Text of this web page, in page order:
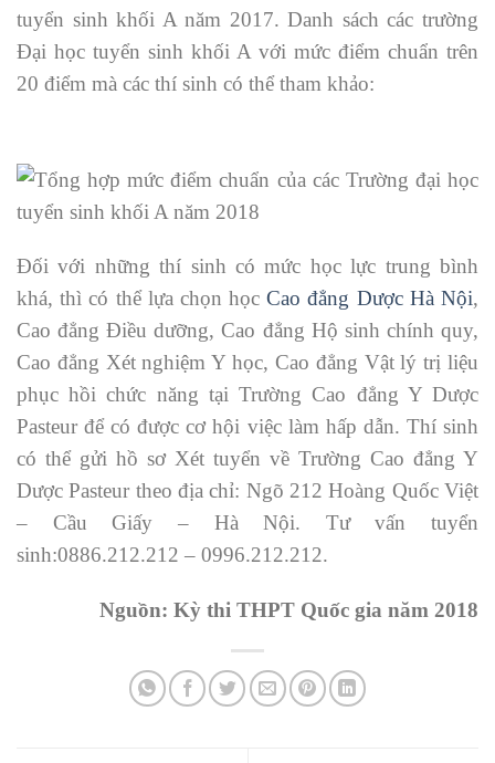
tuyển sinh khối A năm 2017. Danh sách các trường
Đại học tuyển sinh khối A với mức điểm chuẩn trên
20 điểm mà các thí sinh có thể tham khảo:
Đối với những thí sinh có mức học lực trung bình
khá, thì có thể lựa chọn họcCao đẳng Dược Hà Nội,
Cao đẳng Điều dưỡng, Cao đẳng Hộ sinh chính quy,
Cao đẳng Xét nghiệm Y học, Cao đẳng Vật lý trị liệu
phục hồi chức năng tại Trường Cao đẳng Y Dược
Pasteur để có được cơ hội việc làm hấp dẫn. Thí sinh
có thể gửi hồ sơ Xét tuyển về Trường Cao đẳng Y
Dược Pasteur theo địa chỉ: Ngõ 212 Hoàng Quốc Việt
– Cầu Giấy – Hà Nội. Tư vấn tuyển
sinh:0886.212.212 – 0996.212.212.
Nguồn: Kỳ thi THPT Quốc gia năm 2018